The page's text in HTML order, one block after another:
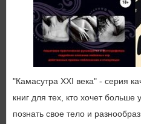
"Камасутра XXI века" - серия
книг для тех, кто хочет больше
познать свое тело и